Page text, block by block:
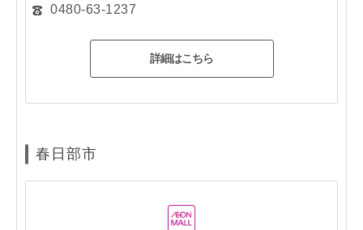
0480-63-1237
詳細はこちら
春日部市